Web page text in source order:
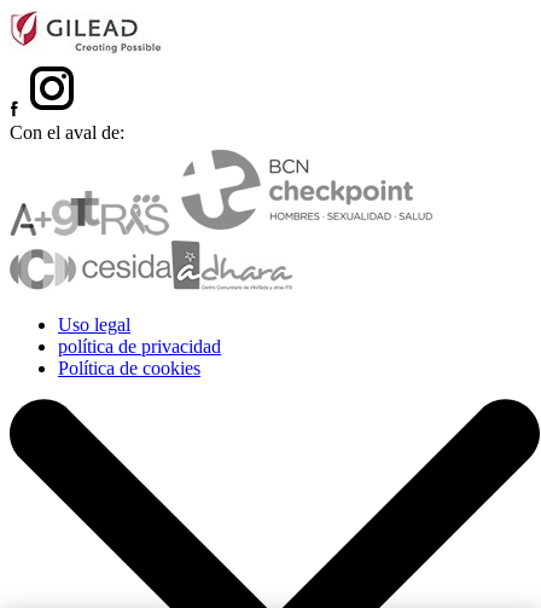
Con el aval de:
Uso legal
política de privacidad
Política de cookies